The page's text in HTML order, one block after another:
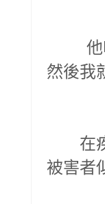
然後我
在
被害者